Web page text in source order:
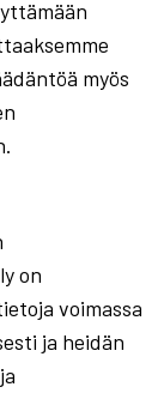
myös
on
voimassa
ja heidän